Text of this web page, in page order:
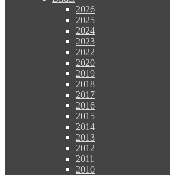
2026
2025
2024
2023
2022
2020
2019
2018
2017
2016
2015
2014
2013
2012
2011
2010